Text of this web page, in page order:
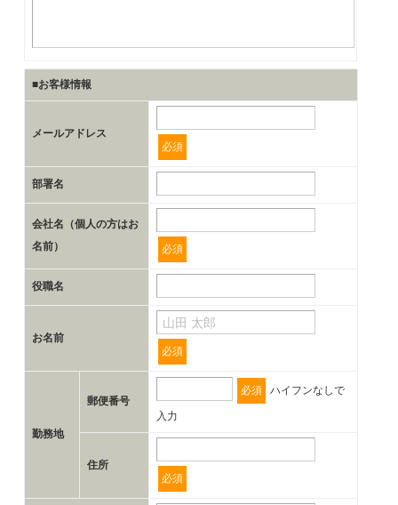
■お客様情報
メールアドレス
必須
部署名
会社名（個人の方はお
名前）
必須
役職名
お名前
必須
勤務地
郵便番号
必須 ハイフンなしで
入力
住所
必須